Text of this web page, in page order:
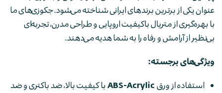
عنوان یکی از برترین برندهای ایرانی شناخته می‌شود. جکوزی‌های ما
با بهره‌گیری از متریال باکیفیت اروپایی و طراحی مدرن، تجربه‌ای
بی‌نظیر از آرامش و رفاه را به شما هدیه می‌دهند.
ویژگی‌های برجسته:
استفاده از ورقABS-Acrylic با کیفیت بالا، ضد باکتری و ضد